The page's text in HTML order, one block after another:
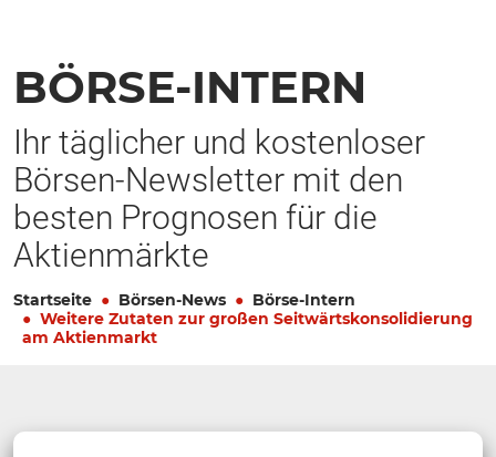
BÖRSE-INTERN
Ihr täglicher und kostenloser
Börsen-Newsletter mit den
besten Prognosen für die
Aktienmärkte
Startseite Börsen-News
Börse-Intern
Weitere Zutaten zur großen Seitwärtskonsolidierung
am Aktienmarkt